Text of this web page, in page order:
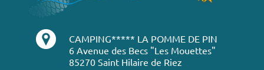
CAMPING***** LA POMME DE PIN
6 Avenue des Becs "Les Mouettes"
85270 Saint Hilaire de Riez